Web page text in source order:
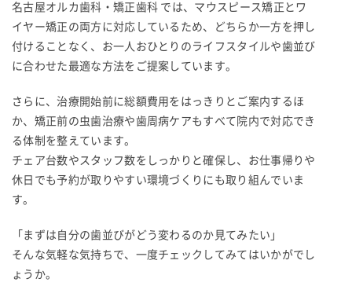
名古屋オルカ歯科・矯正歯科 では、マウスピース矯正とワ
イヤー矯正の両方に対応しているため、どちらか一方を押し
付けることなく、お一人おひとりのライフスタイルや歯並び
に合わせた最適な方法をご提案しています。
さらに、治療開始前に総額費用をはっきりとご案内するほ
か、矯正前の虫歯治療や歯周病ケアもすべて院内で対応でき
る体制を整えています。
チェア台数やスタッフ数をしっかりと確保し、お仕事帰りや
休日でも予約が取りやすい環境づくりにも取り組んでいま
す。
「まずは自分の歯並びがどう変わるのか見てみたい」
そんな気軽な気持ちで、一度チェックしてみてはいかがでし
ょうか。